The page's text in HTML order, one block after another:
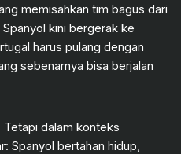
memisahkan tim bagus dari
kini bergerak ke
harus pulang dengan
sebenarnya bisa berjalan
Tetapi dalam konteks
Spanyol bertahan hidup,